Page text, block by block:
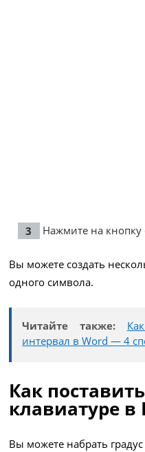
Нажмите на кнопку
Вы можете создать
одного символа.
Читайте также:
интервал в Word — 4
Как
клавиатуре в
Вы можете набрать